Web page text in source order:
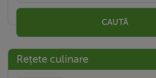
CAUTĂ
Rețete culinare